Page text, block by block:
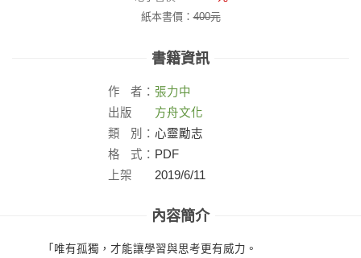
紙本書價：400元
書籍資訊
作 者： 張力中
出版
社：
方舟文化
類
別： 心靈勵志
格
式： PDF
上架
2019/6/11
內容簡介
「唯有孤獨，才能讓學習與思考更有威力。